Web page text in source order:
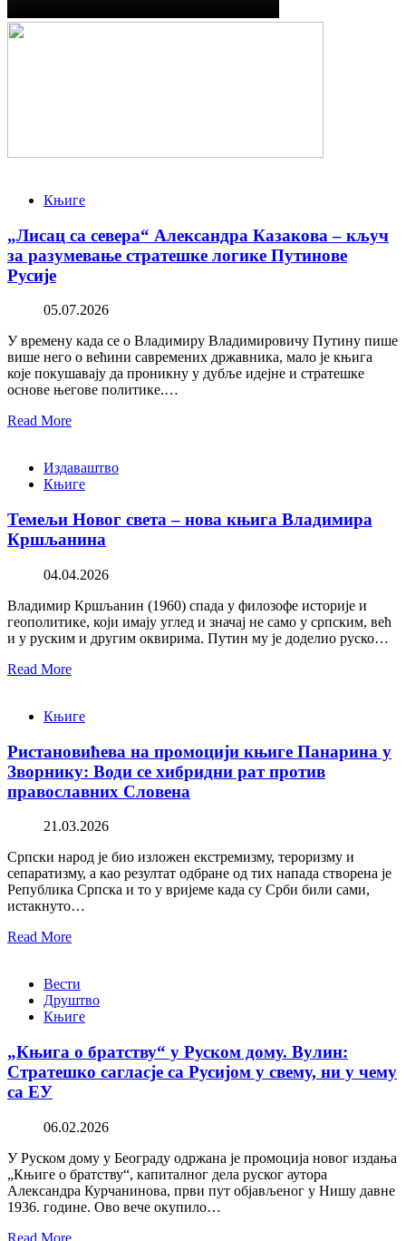
Књиге
„Лисац са севера“ Александра Казакова – кључ
за разумевање стратешке логике Путинове
Русије
05.07.2026
У времену када се о Владимиру Владимировичу Путину пише
више него о већини савремених државника, мало је књига
које покушавају да проникну у дубље идејне и стратешке
основе његове политике.…
Read More
Издаваштво
Књиге
Темељи Новог света – нова књига Владимира
Кршљанина
04.04.2026
Владимир Кршљанин (1960) спада у филозофе историје и
геополитике, који имају углед и значај не само у српским, већ
и у руским и другим оквирима. Путин му је доделио руско…
Read More
Књиге
Ристановићева на промоцији књиге Панарина у
Зворнику: Води се хибридни рат против
православних Словена
21.03.2026
Српски народ је био изложен екстремизму, тероризму и
сепаратизму, а као резултат одбране од тих напада створена је
Република Српска и то у вријеме када су Срби били сами,
истакнуто…
Read More
Вести
Друштво
Књиге
„Књига о братству“ у Руском дому. Вулин:
Стратешко сагласје са Русијом у свему, ни у чему
са ЕУ
06.02.2026
У Руском дому у Београду одржана је промоција новог издања
„Књиге о братству“, капиталног дела руског аутора
Александра Курчанинова, први пут објављеног у Нишу давне
1936. године. Ово вече окупило…
Read More